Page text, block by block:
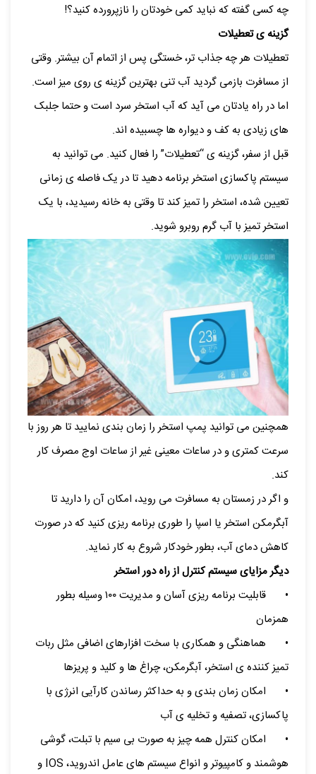
چه کسی گفته که نباید کمی خودتان را نازپرورده کنید؟!
گزینه ی تعطیلات
تعطیلات هر چه جذاب تر، خستگی پس از اتمام آن بیشتر. وقتی
از مسافرت بازمی گردید آب تنی بهترین گزینه ی روی میز است.
اما در راه یادتان می آید که آب استخر سرد است و حتما جلبک
های زیادی به کف و دیواره ها چسبیده اند.
قبل از سفر، گزینه ی “تعطیلات” را فعال کنید. می توانید به
سیستم پاکسازی استخر برنامه دهید تا در یک فاصله ی زمانی
تعیین شده، استخر را تمیز کند تا وقتی به خانه رسیدید، با یک
استخر تمیز با آب گرم روبرو شوید.
همچنین می توانید پمپ استخر را زمان بندی نمایید تا هر روز با
سرعت کمتری و در ساعات معینی غیر از ساعات اوج مصرف کار
کند.
و اگر در زمستان به مسافرت می روید، امکان آن را دارید تا
آبگرمکن استخر یا اسپا را طوری برنامه ریزی کنید که در صورت
کاهش دمای آب، بطور خودکار شروع به کار نماید.
دیگر مزایای سیستم کنترل از راه دور استخر
•
قابلیت برنامه ریزی آسان و مدیریت ۱۰۰ وسیله بطور
همزمان
•
هماهنگی و همکاری با سخت افزارهای اضافی مثل ربات
تمیز کننده ی استخر، آبگرمکن، چراغ ها و کلید و پریزها
•
امکان زمان بندی و به حداکثر رساندن کارآیی انرژی با
پاکسازی، تصفیه و تخلیه ی آب
•
امکان کنترل همه چیز به صورت بی سیم با تبلت، گوشی
هوشمند و کامپیوتر و انواع سیستم های عامل اندروید، IOS و